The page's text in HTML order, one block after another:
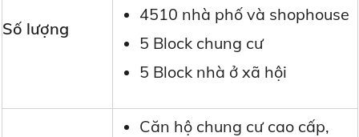
Số lượng
4510 nhà phố và shophouse
5 Block chung cư
5 Block nhà ở xã hội
Căn hộ chung cư cao cấp,